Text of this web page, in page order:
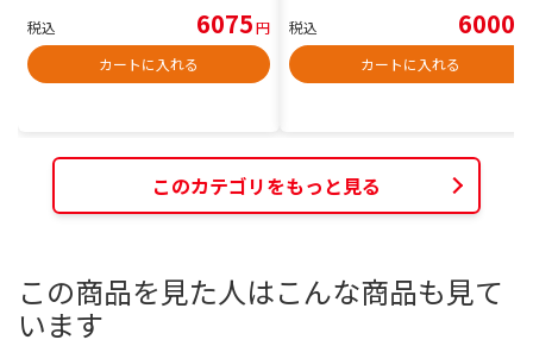
税込 6075円
カートに入れる
税込 6000
カートに入れる
このカテゴリをもっと見る
この商品を見た人はこんな商品も見て
います